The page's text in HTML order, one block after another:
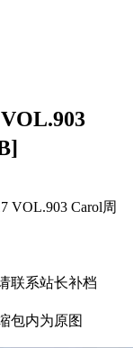
VOL.903 Carol周
联系站长补档
包内为原图